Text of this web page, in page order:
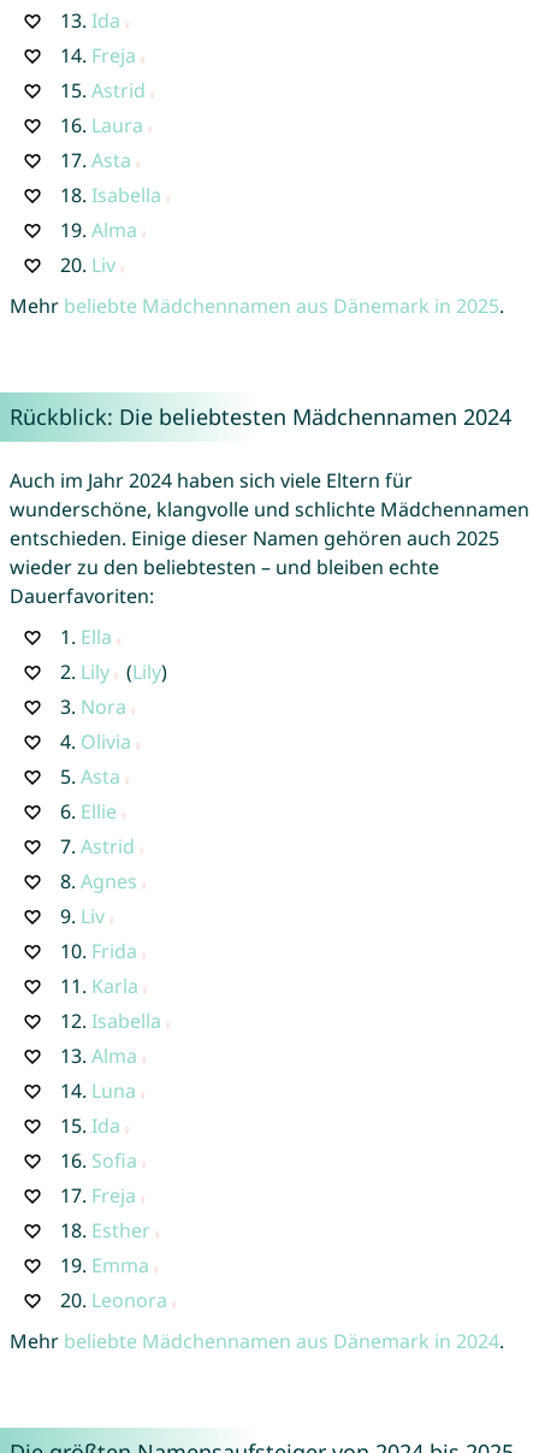
13. Ida
14. Freja
15. Astrid
16. Laura
17. Asta
18. Isabella
19. Alma
20. Liv
Mehr beliebte Mädchennamen aus Dänemark in 2025.
Rückblick: Die beliebtesten Mädchennamen 2024
Auch im Jahr 2024 haben sich viele Eltern für
wunderschöne, klangvolle und schlichte Mädchennamen
entschieden. Einige dieser Namen gehören auch 2025
wieder zu den beliebtesten – und bleiben echte
Dauerfavoriten:
1. Ella
2. Lily (Lily)
3. Nora
4. Olivia
5. Asta
6. Ellie
7. Astrid
8. Agnes
9. Liv
10. Frida
11. Karla
12. Isabella
13. Alma
14. Luna
15. Ida
16. Sofia
17. Freja
18. Esther
19. Emma
20. Leonora
Mehr beliebte Mädchennamen aus Dänemark in 2024.